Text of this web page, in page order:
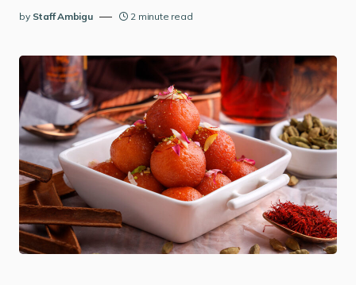
by Staff Ambigu 2 minute read